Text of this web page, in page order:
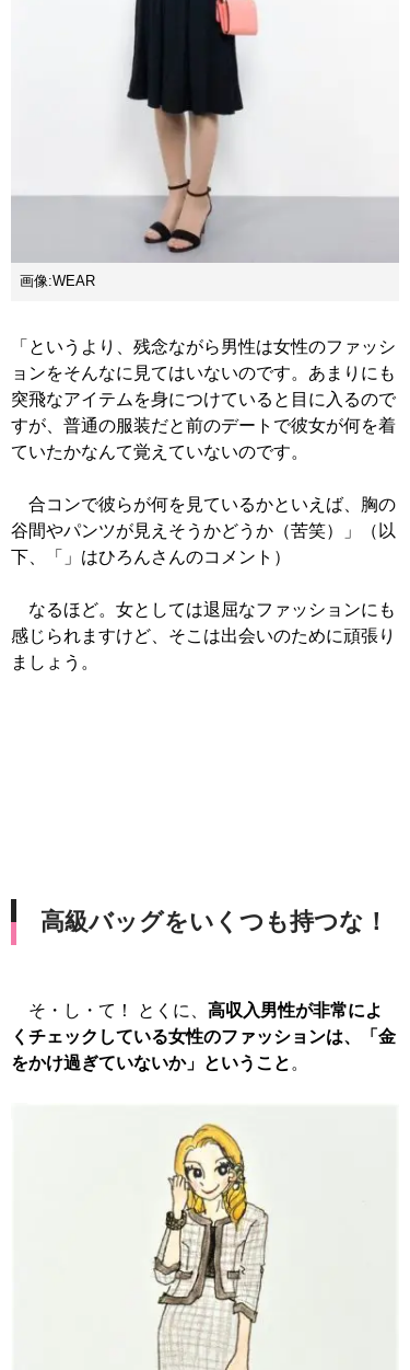
画像:WEAR
「というより、残念ながら男性は女性のファッシ
ョンをそんなに見てはいないのです。あまりにも
突飛なアイテムを身につけていると目に入るので
すが、普通の服装だと前のデートで彼女が何を着
ていたかなんて覚えていないのです。
合コンで彼らが何を見ているかといえば、胸の
谷間やパンツが見えそうかどうか（苦笑）」（以
下、「」はひろんさんのコメント）
なるほど。女としては退屈なファッションにも
感じられますけど、そこは出会いのために頑張り
ましょう。
高級バッグをいくつも持つな！
そ・し・て！ とくに、 高収入男性が非常によ
くチェックしている女性のファッションは、「金
をかけ過ぎていないか」ということ 。